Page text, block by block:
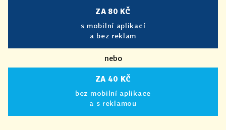
ZA 80 KČ
s mobilní aplikací
a bez reklam
nebo
ZA 40 KČ
bez mobilní aplikace
a s reklamou